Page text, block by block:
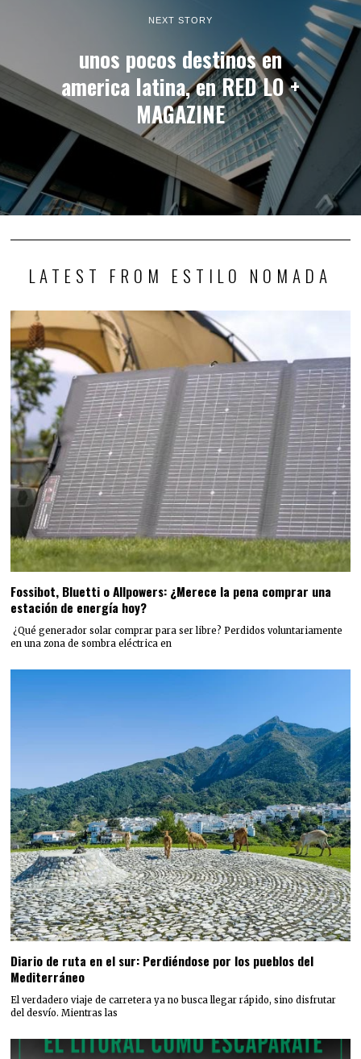
NEXT STORY
unos pocos destinos en
america latina, en RED LO +
MAGAZINE
LATEST FROM ESTILO NOMADA
Fossibot, Bluetti o Allpowers: ¿Merece la pena comprar una
estación de energía hoy?
¿Qué generador solar comprar para ser libre? Perdidos voluntariamente
en una zona de sombra eléctrica en
Diario de ruta en el sur: Perdiéndose por los pueblos del
Mediterráneo
El verdadero viaje de carretera ya no busca llegar rápido, sino disfrutar
del desvío. Mientras las